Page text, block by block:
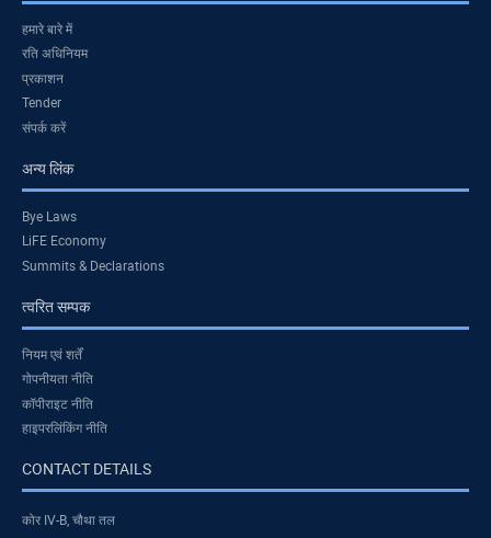
हमारे बारे में
रति अधिनियम
प्रकाशन
Tender
संपर्क करें
अन्य लिंक
Bye Laws
LiFE Economy
Summits & Declarations
त्वरित सम्पक
नियम एवं शर्तें
गोपनीयता नीति
कॉपीराइट नीति
हाइपरलिंकिंग नीति
CONTACT DETAILS
कोर IV-B, चौथा तल